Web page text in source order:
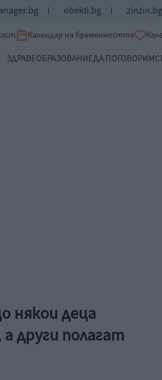
obekti.bg zinzin.bg
Календар на бременността
ЗДРАВЕОБРАЗОВАНИЕДА ПОГОВОРИМ
някои деца
други полагат